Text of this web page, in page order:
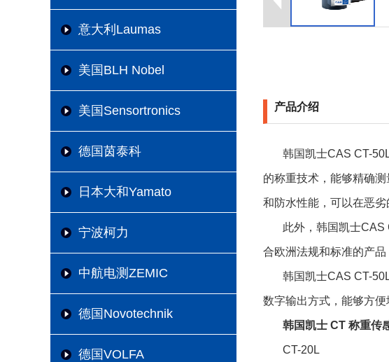
意大利Laumas
美国BLH Nobel
美国Sensortronics
德国茵泰科
日本大和Yamato
宁波柯力
中航电测ZEMIC
德国Novotechnik
德国VOLFA
产品介绍
韩国凯士CAS CT-
的称重技术，能够精确
和防水性能，可以在恶
此外， 韩国凯士CAS
合欧洲法规和标准的产品
韩国凯士CAS CT-
数字输出方式，能够方便
韩国凯士 CT 称重传
CT-20L